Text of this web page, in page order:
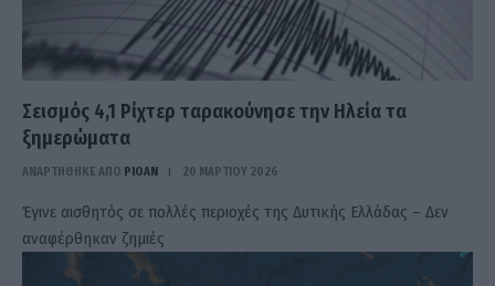
Σεισμός 4,1 Ρίχτερ ταρακούνησε την Ηλεία τα
ξημερώματα
ΑΝΑΡΤΗΘΗΚΕ ΑΠΟ PIOAN 20 ΜΑΡΤΊΟΥ 2026
Έγινε αισθητός σε πολλές περιοχές της Δυτικής Ελλάδας – Δεν
αναφέρθηκαν ζημιές